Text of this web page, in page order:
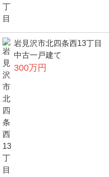
岩見沢市北四条西13丁目
中古一戸建て
300万円